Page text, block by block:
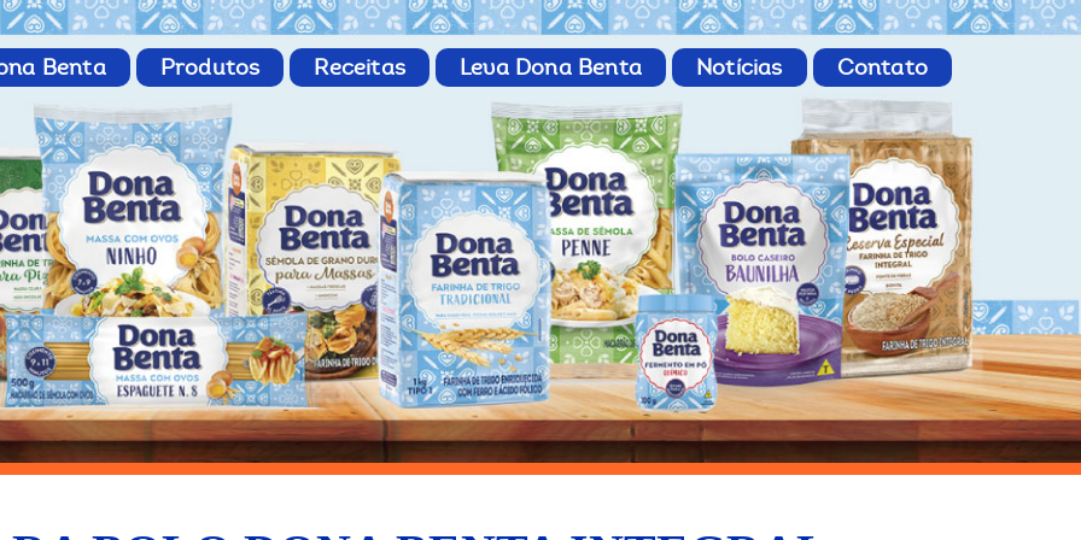
Benta Produtos Receitas Leva Dona Benta Notícias Contato